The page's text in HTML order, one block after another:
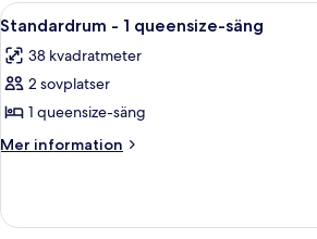
Öppna
alla
foton
för
Standardrum
-
säng
Ett
16
Standardrum - 1 queensize-säng
38 kvadratmeter
2 sovplatser
1 queensize-säng
Mer information
Mer
-